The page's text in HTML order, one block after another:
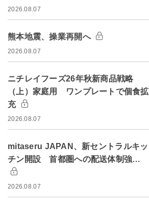
2026.08.07
熊本地震、操業再開へ
2026.08.07
ニチレイフーズ26年秋新商品戦略
（上）家庭用 ワンプレートで個食拡
充
2026.08.07
mitaseru JAPAN、新セントラルキッ
チン開設 首都圏への配送体制強…
2026.08.07